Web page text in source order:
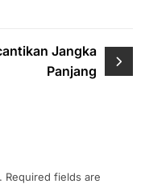
Jangka
Panjang
Required fields are